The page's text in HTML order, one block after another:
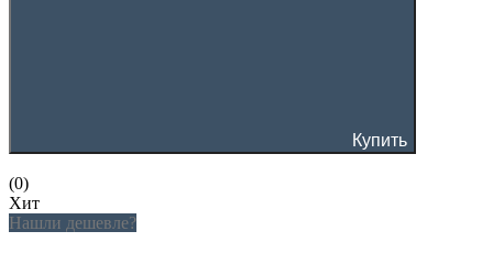
Купить
(0)
Хит
Нашли дешевле?